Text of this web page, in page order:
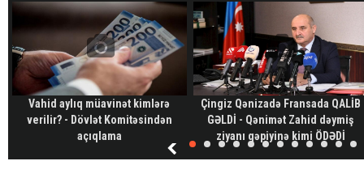
Vahid aylıq müavinət kimlərə
verilir? - Dövlət Komitəsindən
açıqlama
Çingiz Qənizadə Fransada QALİB
GƏLDİ - Qənimət Zahid dəymiş
ziyanı qəpiyinə kimi ÖDƏDİ